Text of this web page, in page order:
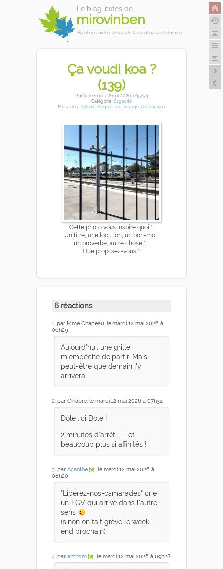
Le blog-notes de
mirovinben
Bienheureux les fêlés car ils laissent passer la lumière...
Ça voudi koa ?
(139)
Publiéle mardi 12 mai 2026à 05h33
Catégorie : Sagacité
Mots-clés : Ailleurs Enigme Jeu Voyage Çavoudikoa
Cette photo vous inspire quoi ?
Un titre, une locution, un bon-mot,
un proverbe, autre chose ?...
Que proposez-vous ?
6 réactions
1. par Mme Chapeau, le mardi 12 mai 2026 à
06h29
Aujourd'hui, une grille
m'empêche de partir. Mais
peut-être que demain j'y
arriverai.
2. par Cinabre, le mardi 12 mai 2026 à 07h34
Dole ,ici Dole !
2 minutes d'arrêt ...... et
beaucoup plus si affinités !
3. par Acanthe
, le mardi 12 mai 2026 à
08h20
"Libérez-nos-camarades" crie
un TGV qui arrive dans l'autre
sens
(sinon on fait grève le week-
end prochain)
4. par anthom , le mardi 12 mai 2026 à 09h28